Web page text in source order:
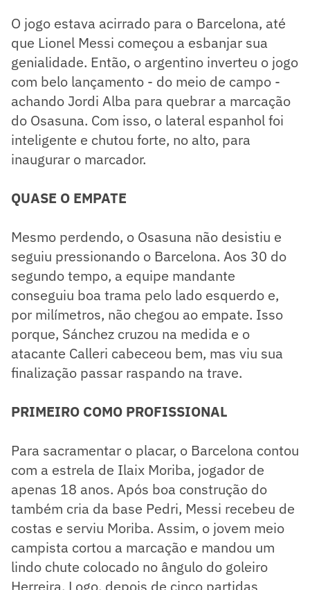
O jogo estava acirrado para o Barcelona, até
que Lionel Messi começou a esbanjar sua
genialidade. Então, o argentino inverteu o jogo
com belo lançamento - do meio de campo -
achando Jordi Alba para quebrar a marcação
do Osasuna. Com isso, o lateral espanhol foi
inteligente e chutou forte, no alto, para
inaugurar o marcador.
QUASE O EMPATE
Mesmo perdendo, o Osasuna não desistiu e
seguiu pressionando o Barcelona. Aos 30 do
segundo tempo, a equipe mandante
conseguiu boa trama pelo lado esquerdo e,
por milímetros, não chegou ao empate. Isso
porque, Sánchez cruzou na medida e o
atacante Calleri cabeceou bem, mas viu sua
finalização passar raspando na trave.
PRIMEIRO COMO PROFISSIONAL
Para sacramentar o placar, o Barcelona contou
com a estrela de Ilaix Moriba, jogador de
apenas 18 anos. Após boa construção do
também cria da base Pedri, Messi recebeu de
costas e serviu Moriba. Assim, o jovem meio
campista cortou a marcação e mandou um
lindo chute colocado no ângulo do goleiro
Herreira. Logo, depois de cinco partidas